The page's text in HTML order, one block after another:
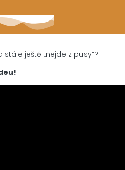
ještě „nejde z pusy“?